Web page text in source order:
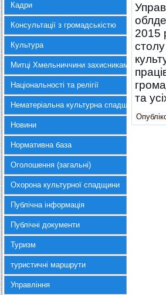
Кадри
Консультації з громадськістю
Культура
Митці Хмельниччини захисникам України
Національності та релігії
Нематеріальна культурна спадщина
Новини
Нормативна база
Оголошення (загальні)
Охорона культурної спадщини
Публічна інформація
Публічні документи
Туризм
туристичні маршрути
Управління
2015
та